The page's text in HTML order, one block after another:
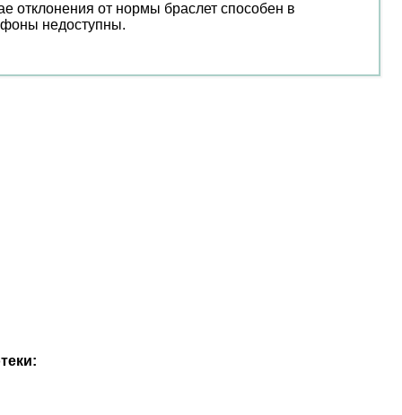
отклонения от нормы браслет способен в
недоступны.